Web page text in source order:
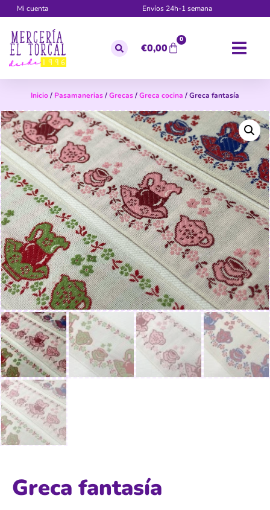
Mi cuenta Envíos 24h-1 semana
€0,00
0
Inicio/ Pasamanerias/Grecas/Greca cocina / Greca fantasía
Greca fantasía